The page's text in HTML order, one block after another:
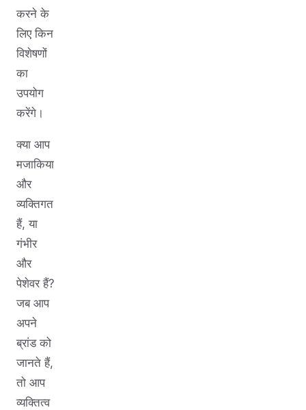
करने के
लिए किन
विशेषणों
का
उपयोग
करेंगे।
क्या आप
मजाकिया
और
व्यक्तिगत
हैं, या
गंभीर
और
पेशेवर हैं?
जब आप
अपने
ब्रांड को
जानते हैं,
तो आप
व्यक्तित्व